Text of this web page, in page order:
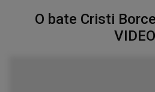
O bate Cristi
VIDEO